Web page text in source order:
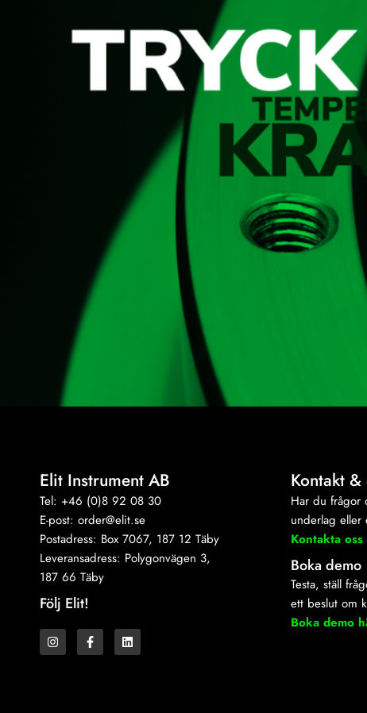
Elit Instrument AB
Tel: +46 (0)8 92 08 30
E-post: order@elit.se
Postadress: Box 7067, 187 12 Täby
Leveransadress: Polygonvägen 3,
187 66 Täby
Följ Elit!
n
s
t
a
c
e
i
n
k
Kontakt
Har du frågor
underlag eller
Kontakta oss
Boka demo
Testa, ställ
ett beslut om
Boka demo